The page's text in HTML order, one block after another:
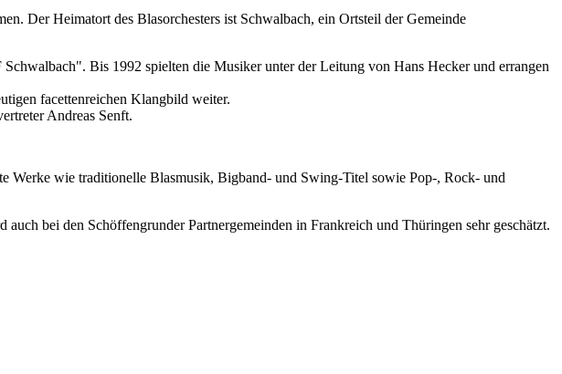
Der Heimatort des Blasorchesters ist Schwalbach, ein Ortsteil der Gemeinde
Bis 1992 spielten die Musiker unter der Leitung von Hans Hecker und errangen
facettenreichen Klangbild weiter.
Andreas Senft.
Werke wie traditionelle Blasmusik, Bigband- und Swing-Titel sowie Pop-, Rock- und
bei den Schöffengrunder Partnergemeinden in Frankreich und Thüringen sehr geschätzt.